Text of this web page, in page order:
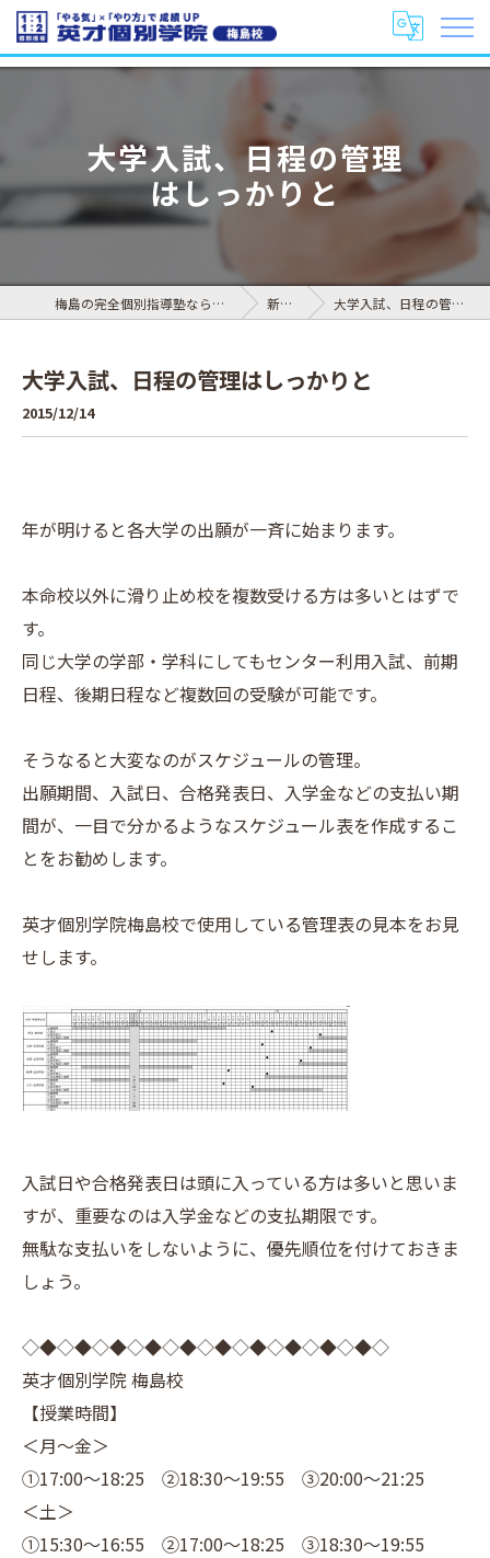
大学入試、日程の管理
はしっかりと
梅島の完全個別指導塾なら英才個別学院 梅島校 新着情報 大学入試、日程の管理はしっかりと
大学入試、日程の管理はしっかりと
2015/12/14
年が明けると各大学の出願が一斉に始まります。
本命校以外に滑り止め校を複数受ける方は多いとはずで
す。
同じ大学の学部・学科にしてもセンター利用入試、前期
日程、後期日程など複数回の受験が可能です。
そうなると大変なのがスケジュールの管理。
出願期間、入試日、合格発表日、入学金などの支払い期
間が、一目で分かるようなスケジュール表を作成するこ
とをお勧めします。
英才個別学院梅島校で使用している管理表の見本をお見
せします。
入試日や合格発表日は頭に入っている方は多いと思いま
すが、重要なのは入学金などの支払期限です。
無駄な支払いをしないように、優先順位を付けておきま
しょう。
◇◆◇◆◇◆◇◆◇◆◇◆◇◆◇◆◇◆◇◆◇
英才個別学院 梅島校
【授業時間】
＜月～金＞
①17:00～18:25 ②18:30～19:55 ③20:00～21:25
＜土＞
①15:30～16:55 ②17:00～18:25 ③18:30～19:55